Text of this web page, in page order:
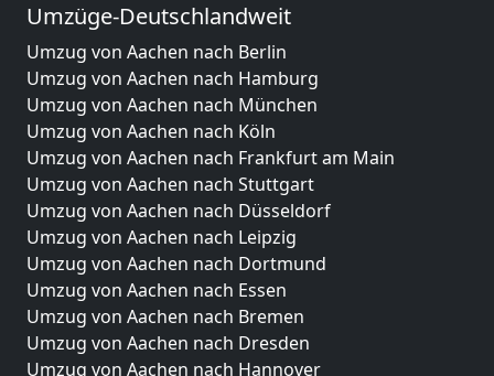
Umzüge-Deutschlandweit
Umzug von Aachen nach Berlin
Umzug von Aachen nach Hamburg
Umzug von Aachen nach München
Umzug von Aachen nach Köln
Umzug von Aachen nach Frankfurt am Main
Umzug von Aachen nach Stuttgart
Umzug von Aachen nach Düsseldorf
Umzug von Aachen nach Leipzig
Umzug von Aachen nach Dortmund
Umzug von Aachen nach Essen
Umzug von Aachen nach Bremen
Umzug von Aachen nach Dresden
Umzug von Aachen nach Hannover